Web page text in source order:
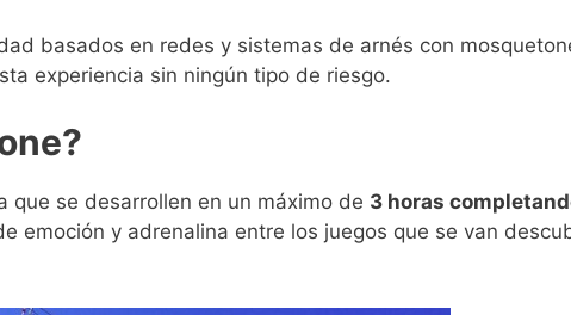
basados en redes y sistemas de arnés con
experiencia sin ningún tipo de riesgo.
que se desarrollen en un máximo de 3 horas
emoción y adrenalina entre los juegos que se van